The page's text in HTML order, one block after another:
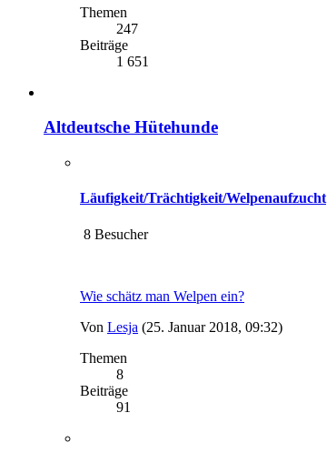
Themen
247
Beiträge
1 651
Altdeutsche Hütehunde
Läufigkeit/Trächtigkeit/Welpenaufzucht
8 Besucher
Wie schätz man Welpen ein?
Von Lesja (25. Januar 2018, 09:32)
Themen
8
Beiträge
91